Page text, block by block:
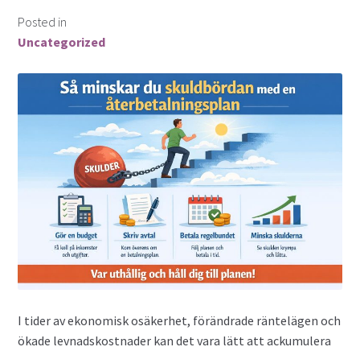
Hur köper man aktier?
Investera i snabblåneföretag
Investera i syndaktier
Investera i syndfonder
ISK (Investeringssparkonto)
Kontakta oss
Privatlån
Posted in
Uncategorized
I tider av ekonomisk osäkerhet, förändrade räntelägen och
ökade levnadskostnader kan det vara lätt att ackumulera